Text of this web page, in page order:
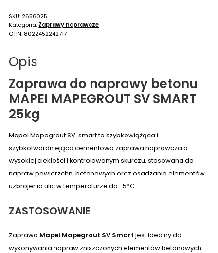
SKU:2656025
Kategoria: Zaprawy naprawcze
GTIN: 8022452242717
Opis
Zaprawa do naprawy betonu
MAPEI MAPEGROUT SV SMART
25kg
Mapei Mapegrout SV smart to szybkowiążąca i
szybkotwardniejąca cementowa zaprawa naprawcza o
wysokiej ciekłości i kontrolowanym skurczu, stosowana do
napraw powierzchni betonowych oraz osadzania elementów
uzbrojenia ulic w temperaturze do -5°C .
ZASTOSOWANIE
Zaprawa Mapei Mapegrout SV Smart jest idealny do
wykonywania napraw zniszczonych elementów betonowych